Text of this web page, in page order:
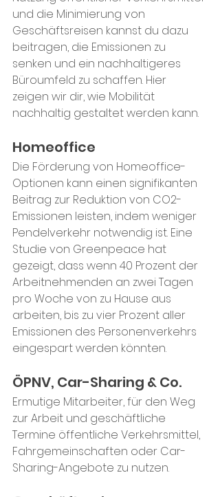
und die Minimierung von
Geschäftsreisen kannst du dazu
beitragen, die Emissionen zu
senken und ein nachhaltigeres
Büroumfeld zu schaffen. Hier
zeigen wir dir, wie Mobilität
nachhaltig gestaltet werden kann.
Homeoffice
Die Förderung von Homeoffice-
Optionen kann einen signifikanten
Beitrag zur Reduktion von CO2-
Emissionen leisten, indem weniger
Pendelverkehr notwendig ist. Eine
Studie von Greenpeace hat
gezeigt, dass wenn 40 Prozent der
Arbeitnehmenden an zwei Tagen
pro Woche von zu Hause aus
arbeiten, bis zu vier Prozent aller
Emissionen des Personenverkehrs
eingespart werden könnten.
ÖPNV, Car-Sharing & Co.
Ermutige Mitarbeiter, für den Weg
zur Arbeit und geschäftliche
Termine öffentliche Verkehrsmittel,
Fahrgemeinschaften oder Car-
Sharing-Angebote zu nutzen.